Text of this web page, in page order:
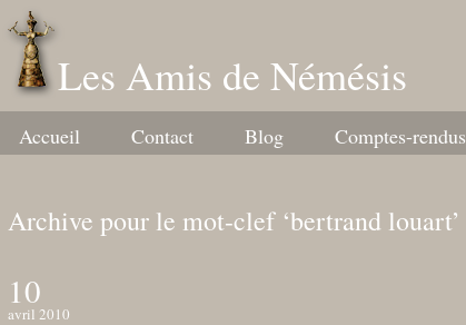
Les Amis de Némésis
Accueil Contact Blog Comptes-rendus
Archive pour le mot-clef ‘bertrand louart’
10
avril 2010